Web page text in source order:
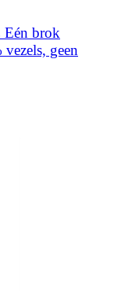
brok
geen